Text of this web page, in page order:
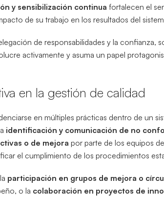
y sensibilización continua fortalecen el
de su trabajo en los resultados del
de responsabilidades y la confianza,
activamente y asuma un papel
en la gestión de calidad
en múltiples prácticas dentro de un
identificación y comunicación de no
o de mejora por parte de los equipos
el cumplimiento de los procedimientos
participación en grupos de mejora o
o la colaboración en proyectos de